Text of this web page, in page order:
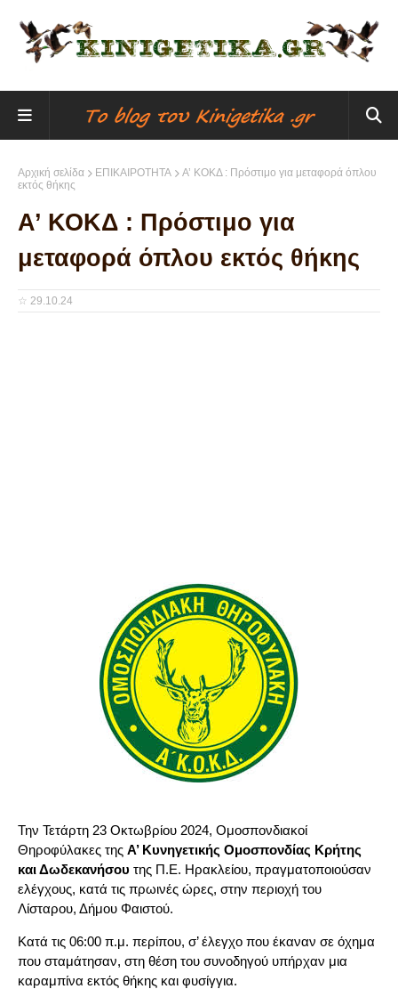
Αρχική σελίδα ΕΠΙΚΑΙΡΟΤΗΤΑ
Α’ ΚΟΚΔ : Πρόστιμο για μεταφορά όπλου
εκτός θήκης
Α’ ΚΟΚΔ : Πρόστιμο για
μεταφορά όπλου εκτός θήκης
☆ 29.10.24
Την Τετάρτη 23 Οκτωβρίου 2024, Ομοσπονδιακοί
Θηροφύλακες της Α’ Κυνηγετικής Ομοσπονδίας Κρήτης
και Δωδεκανήσου της Π.Ε. Ηρακλείου, πραγματοποιούσαν
ελέγχους, κατά τις πρωινές ώρες, στην περιοχή του
Λίσταρου, Δήμου Φαιστού.
Κατά τις 06:00 π.μ. περίπου, σ’ έλεγχο που έκαναν σε όχημα
που σταμάτησαν, στη θέση του συνοδηγού υπήρχαν μια
καραμπίνα εκτός θήκης και φυσίγγια.